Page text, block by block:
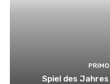
Spiel des